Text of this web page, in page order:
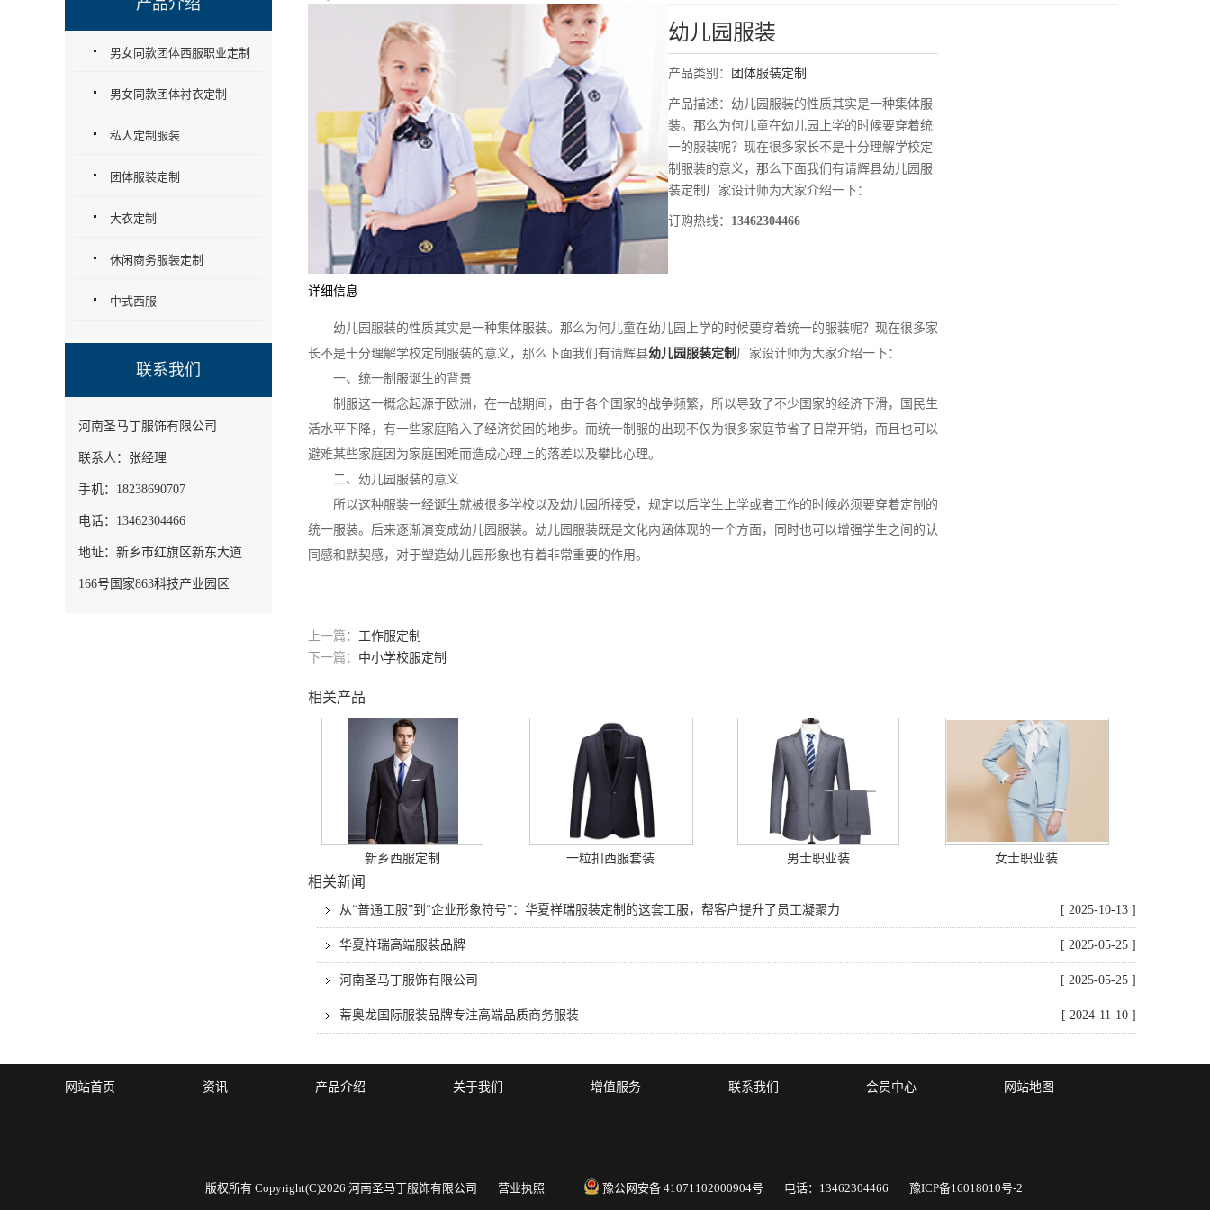
幼儿园服装
产品类别： 团体服装定制
产品描述： 幼儿园服装的性质其实是一种集体服
装。那么为何儿童在幼儿园上学的时候要穿着统
一的服装呢？现在很多家长不是十分理解学校定
制服装的意义，那么下面我们有请辉县幼儿园服
装定制厂家设计师为大家介绍一下：
订购热线： 13462304466
详细信息
幼儿园服装的性质其实是一种集体服装。那么为何儿童在幼儿园上学的时候要穿着统一的服装呢？现在很多家
长不是十分理解学校定制服装的意义，那么下面我们有请辉县幼儿园服装定制 厂家设计师为大家介绍一下：
一、统一制服诞生的背景
制服这一概念起源于欧洲，在一战期间，由于各个国家的战争频繁，所以导致了不少国家的经济下滑，国民生
活水平下降，有一些家庭陷入了经济贫困的地步。而统一制服的出现不仅为很多家庭节省了日常开销，而且也可以
避难某些家庭因为家庭困难而造成心理上的落差以及攀比心理。
二、幼儿园服装的意义
所以这种服装一经诞生就被很多学校以及幼儿园所接受，规定以后学生上学或者工作的时候必须要穿着定制的
统一服装。后来逐渐演变成幼儿园服装。幼儿园服装既是文化内涵体现的一个方面，同时也可以增强学生之间的认
同感和默契感，对于塑造幼儿园形象也有着非常重要的作用。
上一篇： 工作服定制
下一篇： 中小学校服定制
相关产品
新乡西服定制 一粒扣西服套装 男士职业装 女士职业装
相关新闻
[ 2025-10-13 ]
从“普通工服”到“企业形象符号”：华夏祥瑞服装定制的这套工服，帮客户提升了员工凝聚力
[ 2025-05-25 ]
华夏祥瑞高端服装品牌
[ 2025-05-25 ]
河南圣马丁服饰有限公司
[ 2024-11-10 ]
蒂奥龙国际服装品牌专注高端品质商务服装
产品介绍
男女同款团体西服职业定制
男女同款团体衬衣定制
私人定制服装
团体服装定制
大衣定制
休闲商务服装定制
中式西服
联系我们
河南圣马丁服饰有限公司
联系人：张经理
手机：18238690707
电话：13462304466
地址：新乡市红旗区新东大道
166号国家863科技产业园区
网站首页 资讯 产品介绍 关于我们 增值服务 联系我们 会员中心 网站地图
版权所有 Copyright(C)2026 河南圣马丁服饰有限公司 营业执照 豫公网安备 41071102000904号 电话：13462304466 豫ICP备16018010号-2